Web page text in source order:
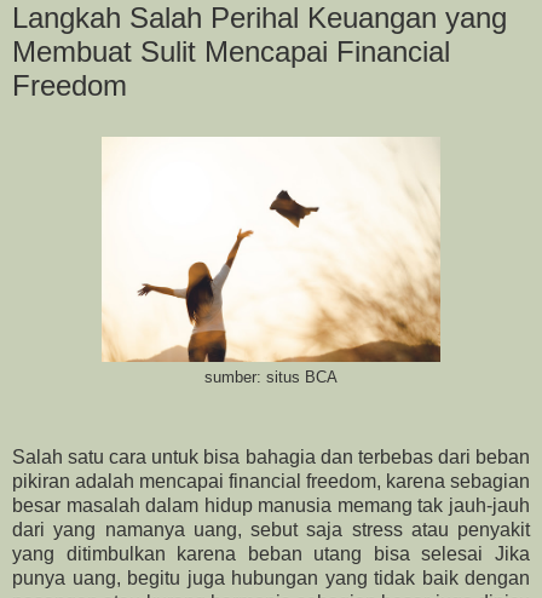
Langkah Salah Perihal Keuangan yang
Membuat Sulit Mencapai Financial
Freedom
sumber: situs BCA
Salah satu cara untuk bisa bahagia dan terbebas dari beban
pikiran adalah mencapai financial freedom, karena sebagian
besar masalah dalam hidup manusia memang tak jauh-jauh
dari yang namanya uang, sebut saja stress atau penyakit
yang ditimbulkan karena beban utang bisa selesai Jika
punya uang, begitu juga hubungan yang tidak baik dengan